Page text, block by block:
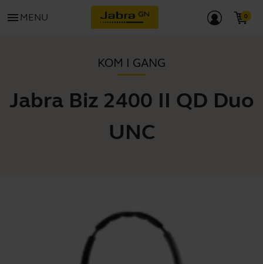
menu MENU
KOM I GANG
Jabra Biz 2400 II QD Duo
UNC